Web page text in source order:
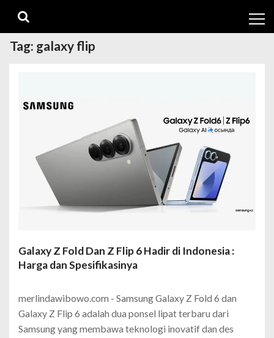
navigation
content
Tag: galaxy flip
Galaxy Z Fold Dan Z Flip 6 Hadir di Indonesia :
Harga dan Spesifikasinya
merlindawibowo.com - Samsung Galaxy Z Fold 6 dan
Galaxy Z Flip 6 adalah dua ponsel lipat terbaru dari
Samsung yang membawa teknologi inovatif dan des